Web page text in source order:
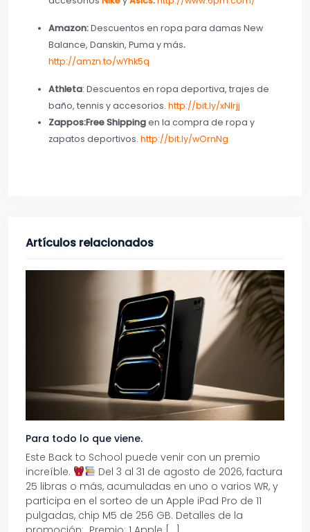
Amazon:Descuentos en ropa para damas New
Balance, Danskin, Puma y más.
http://amzn.to/wYhk5q
Athleta: Descuentos en ropa deportiva, trajes de
baño, tennis y accesorios. http://bit.ly/xNlrjj
Zappos:Free Shippingen la compra de ropa y
zapatos deportivos. http://bit.ly/wOrnNg
Artículos relacionados
Para todo lo que viene.
Este Back to School puede venir con un premio
increíble.
Del 3 al 31 de agosto de 2026, factura
25 libras o más, acumuladas en uno o varios WR, y
participa en el sorteo de un Apple iPad Pro de 11
pulgadas, chip M5 de 256 GB. Detalles de la